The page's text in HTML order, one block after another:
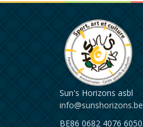
Sun's Horizons asbl
info@sunshorizons.be
BE86 0682 4076 6050